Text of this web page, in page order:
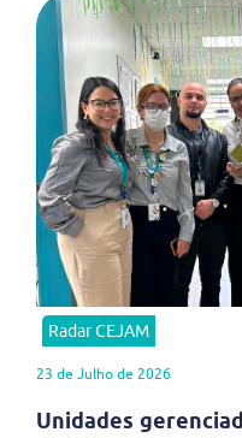
Radar CEJAM
23 de Julho de 2026
Unidades